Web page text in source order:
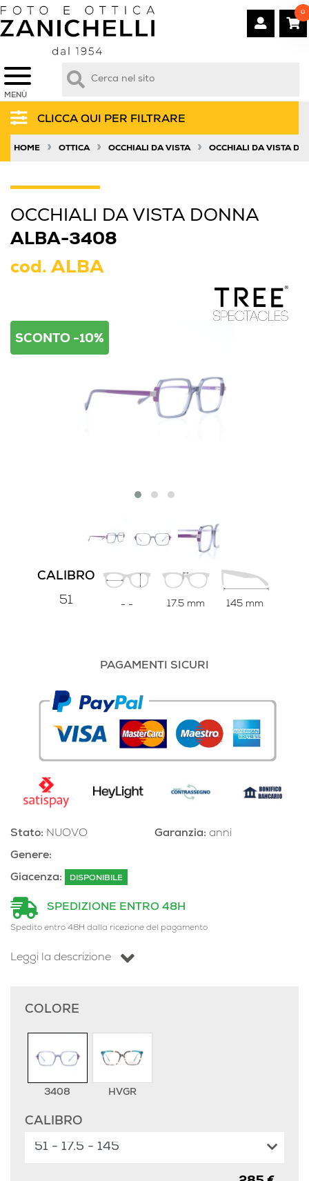
MENÙ
0
CLICCA QUI PER FILTRARE
HOME » OTTICA » OCCHIALI DA VISTA » OCCHIALI DA VISTA
OCCHIALI DA VISTA DONNA
ALBA-3408
cod. ALBA
SCONTO -10%
CALIBRO
51 - - 17.5 mm 145 mm
PAGAMENTI SICURI
Stato: NUOVO
Genere:
Garanzia: anni
Giacenza: DISPONIBILE
SPEDIZIONE ENTRO 48H
Spedito entro 48H dalla ricezione del pagamento
Leggi la descrizione
COLORE
3408 HVGR
CALIBRO